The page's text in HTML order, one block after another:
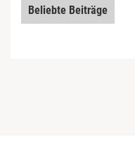
Beliebte Beiträge